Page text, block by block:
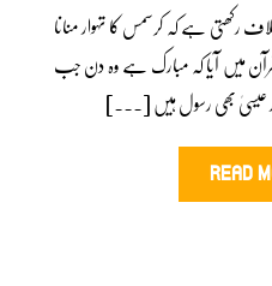
رکھتی ہے کہ کرسمس کا تہوار منانا
میں آیا کہ مبارک ہے وہ دن جب
عیسیٰ بھی رسول ہیں [...]
READ